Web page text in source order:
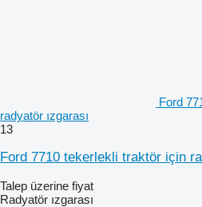
Ford
radyatör ızgarası
13
Ford 7710 tekerlekli traktör için
Talep üzerine fiyat
Radyatör ızgarası